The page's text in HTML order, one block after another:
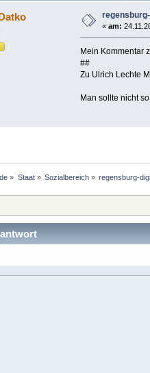
«am:
Mein Kommentar
##
Zu Ulrich Lechte
Man sollte nicht
» Staat» Sozialbereich » regensburg-